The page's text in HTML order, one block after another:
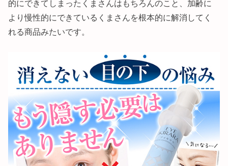
的にできてしまったくまさんはもちろんのこと、加齢に
より慢性的にできているくまさんを根本的に解消してく
れる商品みたいです。